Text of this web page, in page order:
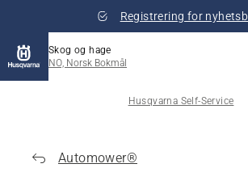
Registrering for
Skog og hage
NO, Norsk Bokmål
Husqvarna Self-Service
Automower®